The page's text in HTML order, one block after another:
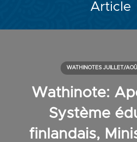
Article
Wathinote:
Système
finlandais,
WATHINOTES JUILLET/